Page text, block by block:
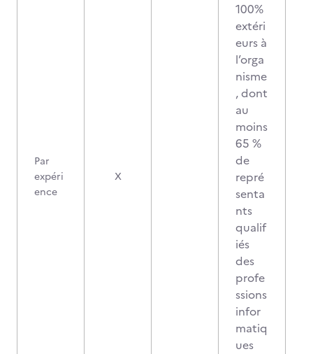
Par
expéri
ence
X
100%
extéri
eurs à
l’orga
nisme
, dont
au
moins
65 %
de
repré
senta
nts
qualif
iés
des
profe
ssions
infor
matiq
ues